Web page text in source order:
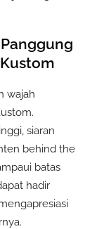
wajah
siaran
behind the
batas
hadir